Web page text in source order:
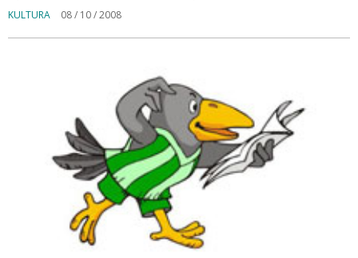
KULTURA 08 / 10 / 2008